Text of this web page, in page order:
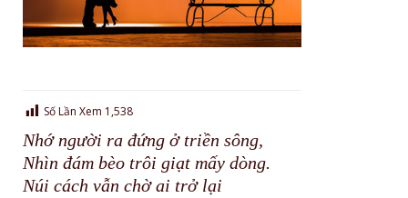
Số Lần Xem 1,538
Nhớ người ra đứng ở triền sông,
Nhìn đám bèo trôi giạt mấy dòng.
Núi cách vẫn chờ ai trở lại